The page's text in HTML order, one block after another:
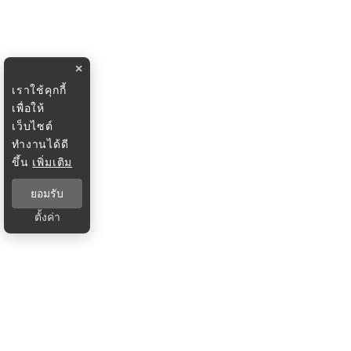
×
เราใช้คุกกี้
เพื่อให้
เว็บไซต์
ทำงานได้ดี
ขึ้น เพิ่มเติม
ยอมรับ
ตั้งค่า